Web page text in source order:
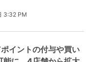
3:32 PM
イントの付与や買い